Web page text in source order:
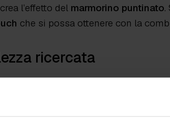
l’effetto del marmorino puntinato.
che si possa ottenere con la
ricercata
resa estetica. Lavasta gamma di